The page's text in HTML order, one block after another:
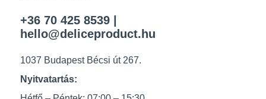
+36 70 425 8539|
hello@deliceproduct.hu
1037 Budapest Bécsi út 267.
Nyitvatartás: